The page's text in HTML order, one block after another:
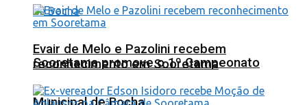
Sooretama promove o 1º Campeonato
Evair de Melo e Pazolini recebem
reconhecimento em Sooretama